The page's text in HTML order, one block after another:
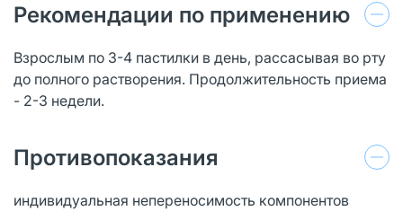
Рекомендации по применению
Взрослым по 3-4 пастилки в день, рассасывая во рту
до полного растворения. Продолжительность приема
- 2-3 недели.
Противопоказания
индивидуальная непереносимость компонентов